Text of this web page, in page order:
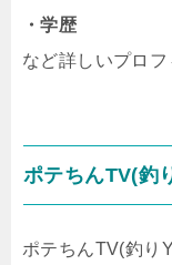
・学歴
など詳しいプロフ
ポテちんTV(釣
ポテちんTV(釣り